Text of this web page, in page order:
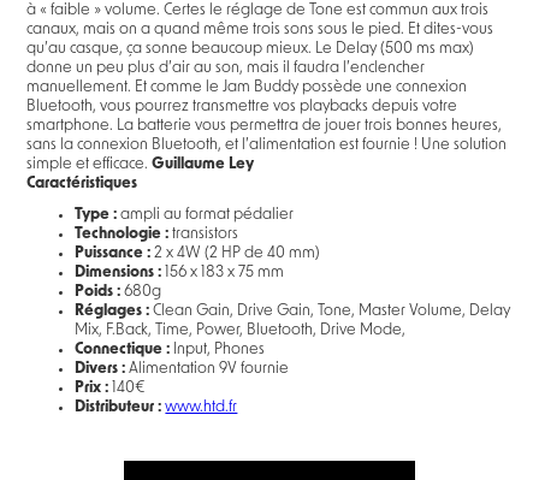
à « faible » volume. Certes le réglage de Tone est commun aux trois
canaux, mais on a quand même trois sons sous le pied. Et dites-vous
qu’au casque, ça sonne beaucoup mieux. Le Delay (500 ms max)
donne un peu plus d’air au son, mais il faudra l’enclencher
manuellement. Et comme le Jam Buddy possède une connexion
Bluetooth, vous pourrez transmettre vos playbacks depuis votre
smartphone. La batterie vous permettra de jouer trois bonnes heures,
sans la connexion Bluetooth, et l’alimentation est fournie ! Une solution
simple et efficace.Guillaume Ley
Caractéristiques
Type :ampli au format pédalier
Technologie :transistors
Puissance :2 x 4W (2 HP de 40 mm)
Dimensions : 156 x 183 x 75 mm
Poids : 680g
Réglages :Clean Gain, Drive Gain, Tone, Master Volume, Delay
Mix, F.Back, Time, Power, Bluetooth, Drive Mode,
Connectique : Input, Phones
Divers :Alimentation 9V fournie
Prix : 140€
Distributeur :www.htd.fr